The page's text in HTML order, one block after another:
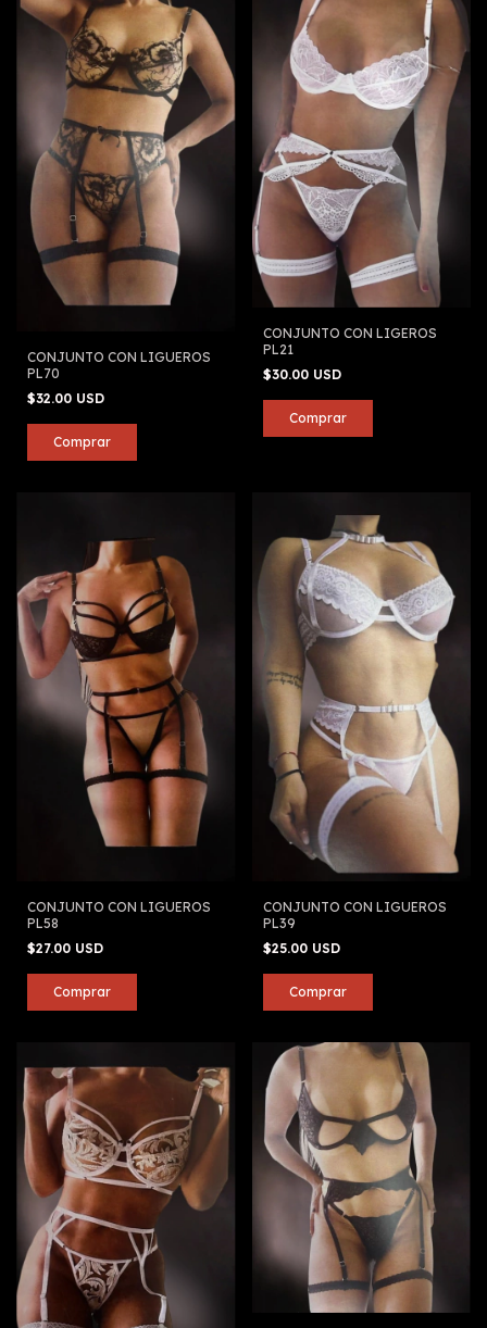
CONJUNTO CON LIGUEROS
PL70
$32.00 USD
CONJUNTO CON LIGEROS
PL21
$30.00 USD
CONJUNTO CON LIGUEROS
PL58
$27.00 USD
CONJUNTO CON LIGUEROS
PL39
$25.00 USD